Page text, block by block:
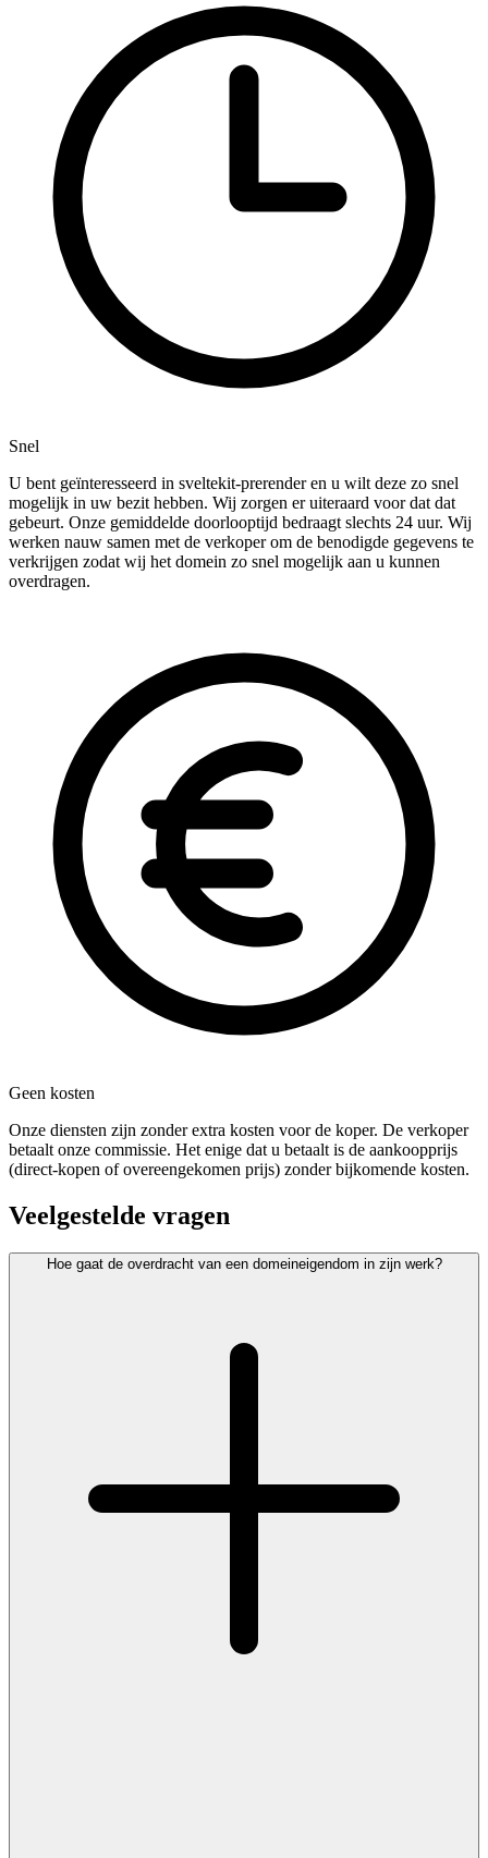
Snel
U bent geïnteresseerd in sveltekit-prerender en u wilt deze zo snel
mogelijk in uw bezit hebben. Wij zorgen er uiteraard voor dat dat
gebeurt. Onze gemiddelde doorlooptijd bedraagt slechts 24 uur. Wij
werken nauw samen met de verkoper om de benodigde gegevens te
verkrijgen zodat wij het domein zo snel mogelijk aan u kunnen
overdragen.
Geen kosten
Onze diensten zijn zonder extra kosten voor de koper. De verkoper
betaalt onze commissie. Het enige dat u betaalt is de aankoopprijs
(direct-kopen of overeengekomen prijs) zonder bijkomende kosten.
Veelgestelde vragen
Hoe gaat de overdracht van een domeineigendom in zijn werk?